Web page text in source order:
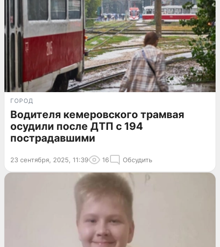
ГОРОД
Водителя кемеровского трамвая
осудили после ДТП с 194
пострадавшими
23 сентября, 2025, 11:39 16 Обсудить